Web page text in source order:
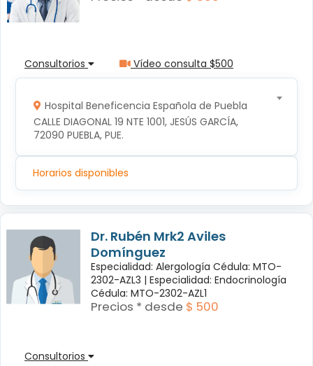
Consultorios Vídeo consulta $500
Hospital Beneficencia Española de Puebla
CALLE DIAGONAL 19 NTE 1001, JESÚS GARCÍA,
72090 PUEBLA, PUE.
Horarios disponibles
Dr. Rubén Mrk2 Aviles
Domínguez
Especialidad: Alergología Cédula: MTO-
2302-AZL3 | Especialidad: Endocrinología
Cédula: MTO-2302-AZL1
Precios * desde $ 500
Consultorios